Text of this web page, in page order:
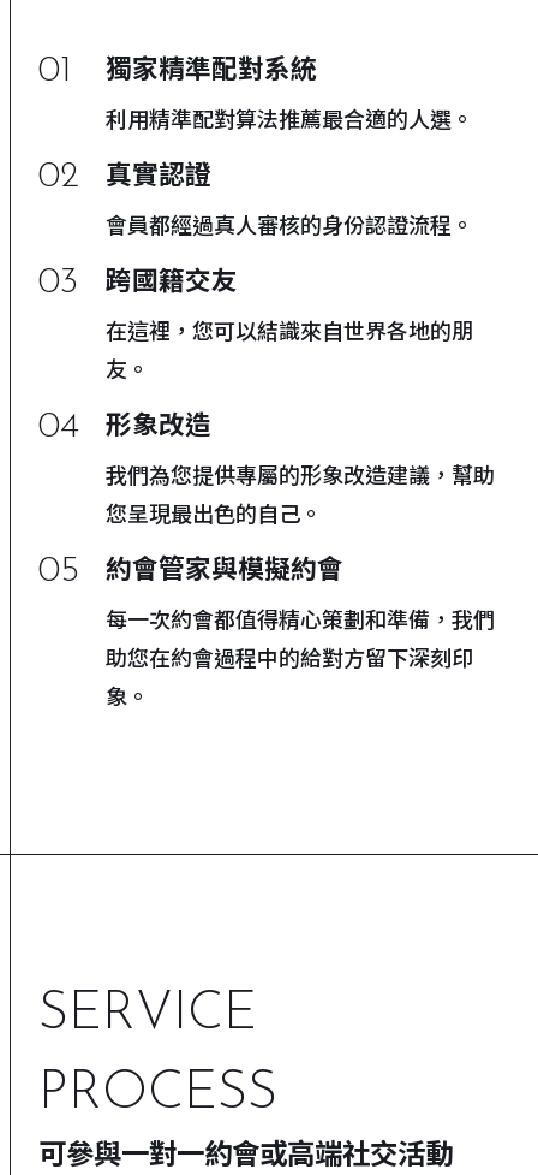
01 獨家精準配對系統
利用精準配對算法推薦最合適的人選。
02 真實認證
會員都經過真人審核的身份認證流程。
03 跨國籍交友
在這裡，您可以結識來自世界各地的朋
友。
04 形象改造
我們為您提供專屬的形象改造建議，幫助
您呈現最出色的自己。
05 約會管家與模擬約會
每一次約會都值得精心策劃和準備，我們
助您在約會過程中的給對方留下深刻印
象。
SERVICE
PROCESS
可參與一對一約會或高端社交活動